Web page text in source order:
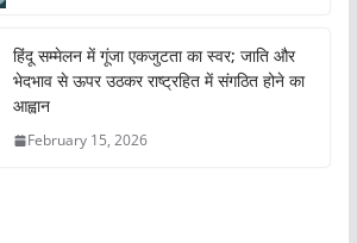
हिंदू सम्मेलन में गूंजा एकजुटता का स्वर; जाति और
भेदभाव से ऊपर उठकर राष्ट्रहित में संगठित होने का
आह्वान
February 15, 2026